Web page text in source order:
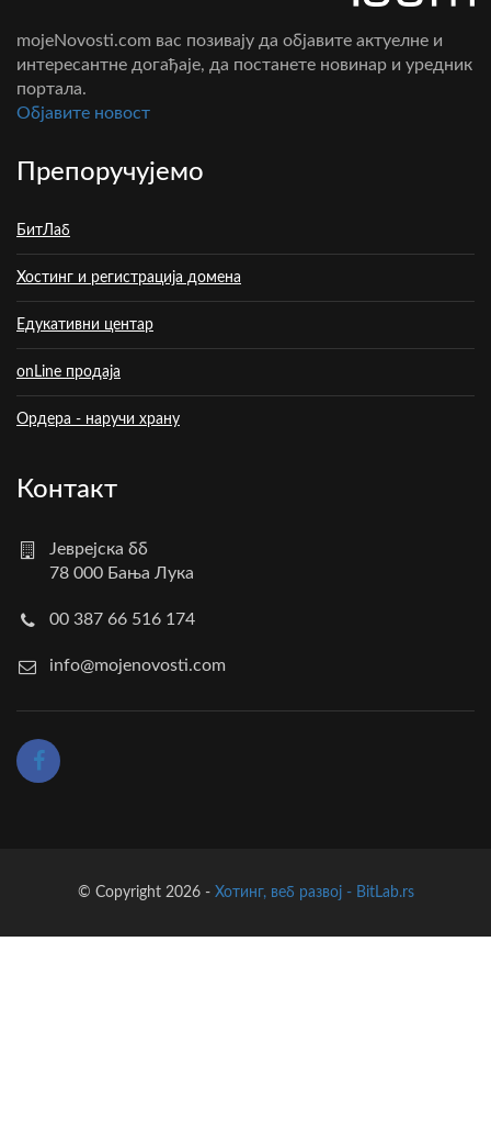
mojeNovosti.com вас позивају да објавите актуелне и
интересантне догађаје, да постанете новинар и уредник
портала.
Oбјавите новост
Препоручујемо
БитЛаб
Хостинг и регистрација домена
Едукативни центар
onLine продаја
Ордера - наручи храну
Контакт
Јеврејска бб
78 000 Бања Лука
00 387 66 516 174
info@mojenovosti.com
© Copyright 2026 - Хотинг, веб развој - BitLab.rs